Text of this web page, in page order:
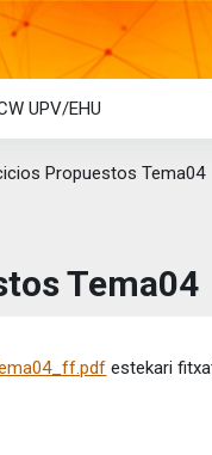
UPV/EHU
Propuestos Tema04
Tema04
estekari